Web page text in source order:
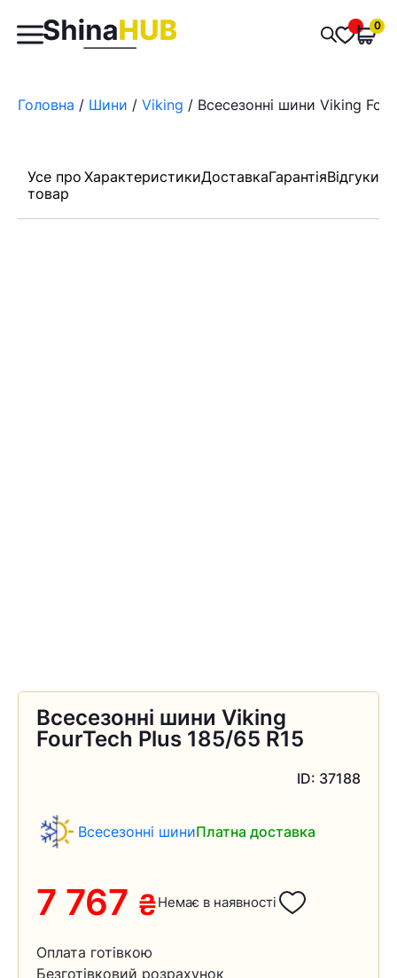
Пошук
товарів
0
Головна / Шини / Viking / Всесезонні шини Viking
Усе про
товар
ХарактеристикиДоставкаГарантіяВідгуки
Всесезонні шини Viking
FourTech Plus 185/65 R15
ID: 37188
Всесезонні шиниПлатна доставка
7 767 ₴Немає в наявності
Оплата готівкою
Безготівковий розрахунок